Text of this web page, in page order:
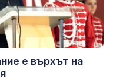
е върхът на